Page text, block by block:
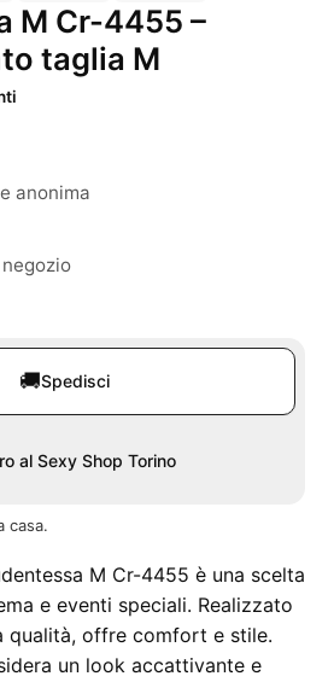
M Cr-4455 –
taglia M
anonima
🚚Spedisci
al Sexy Shop Torino
casa.
M Cr-4455 è una scelta
e eventi speciali. Realizzato
qualità, offre comfort e stile.
un look accattivante e